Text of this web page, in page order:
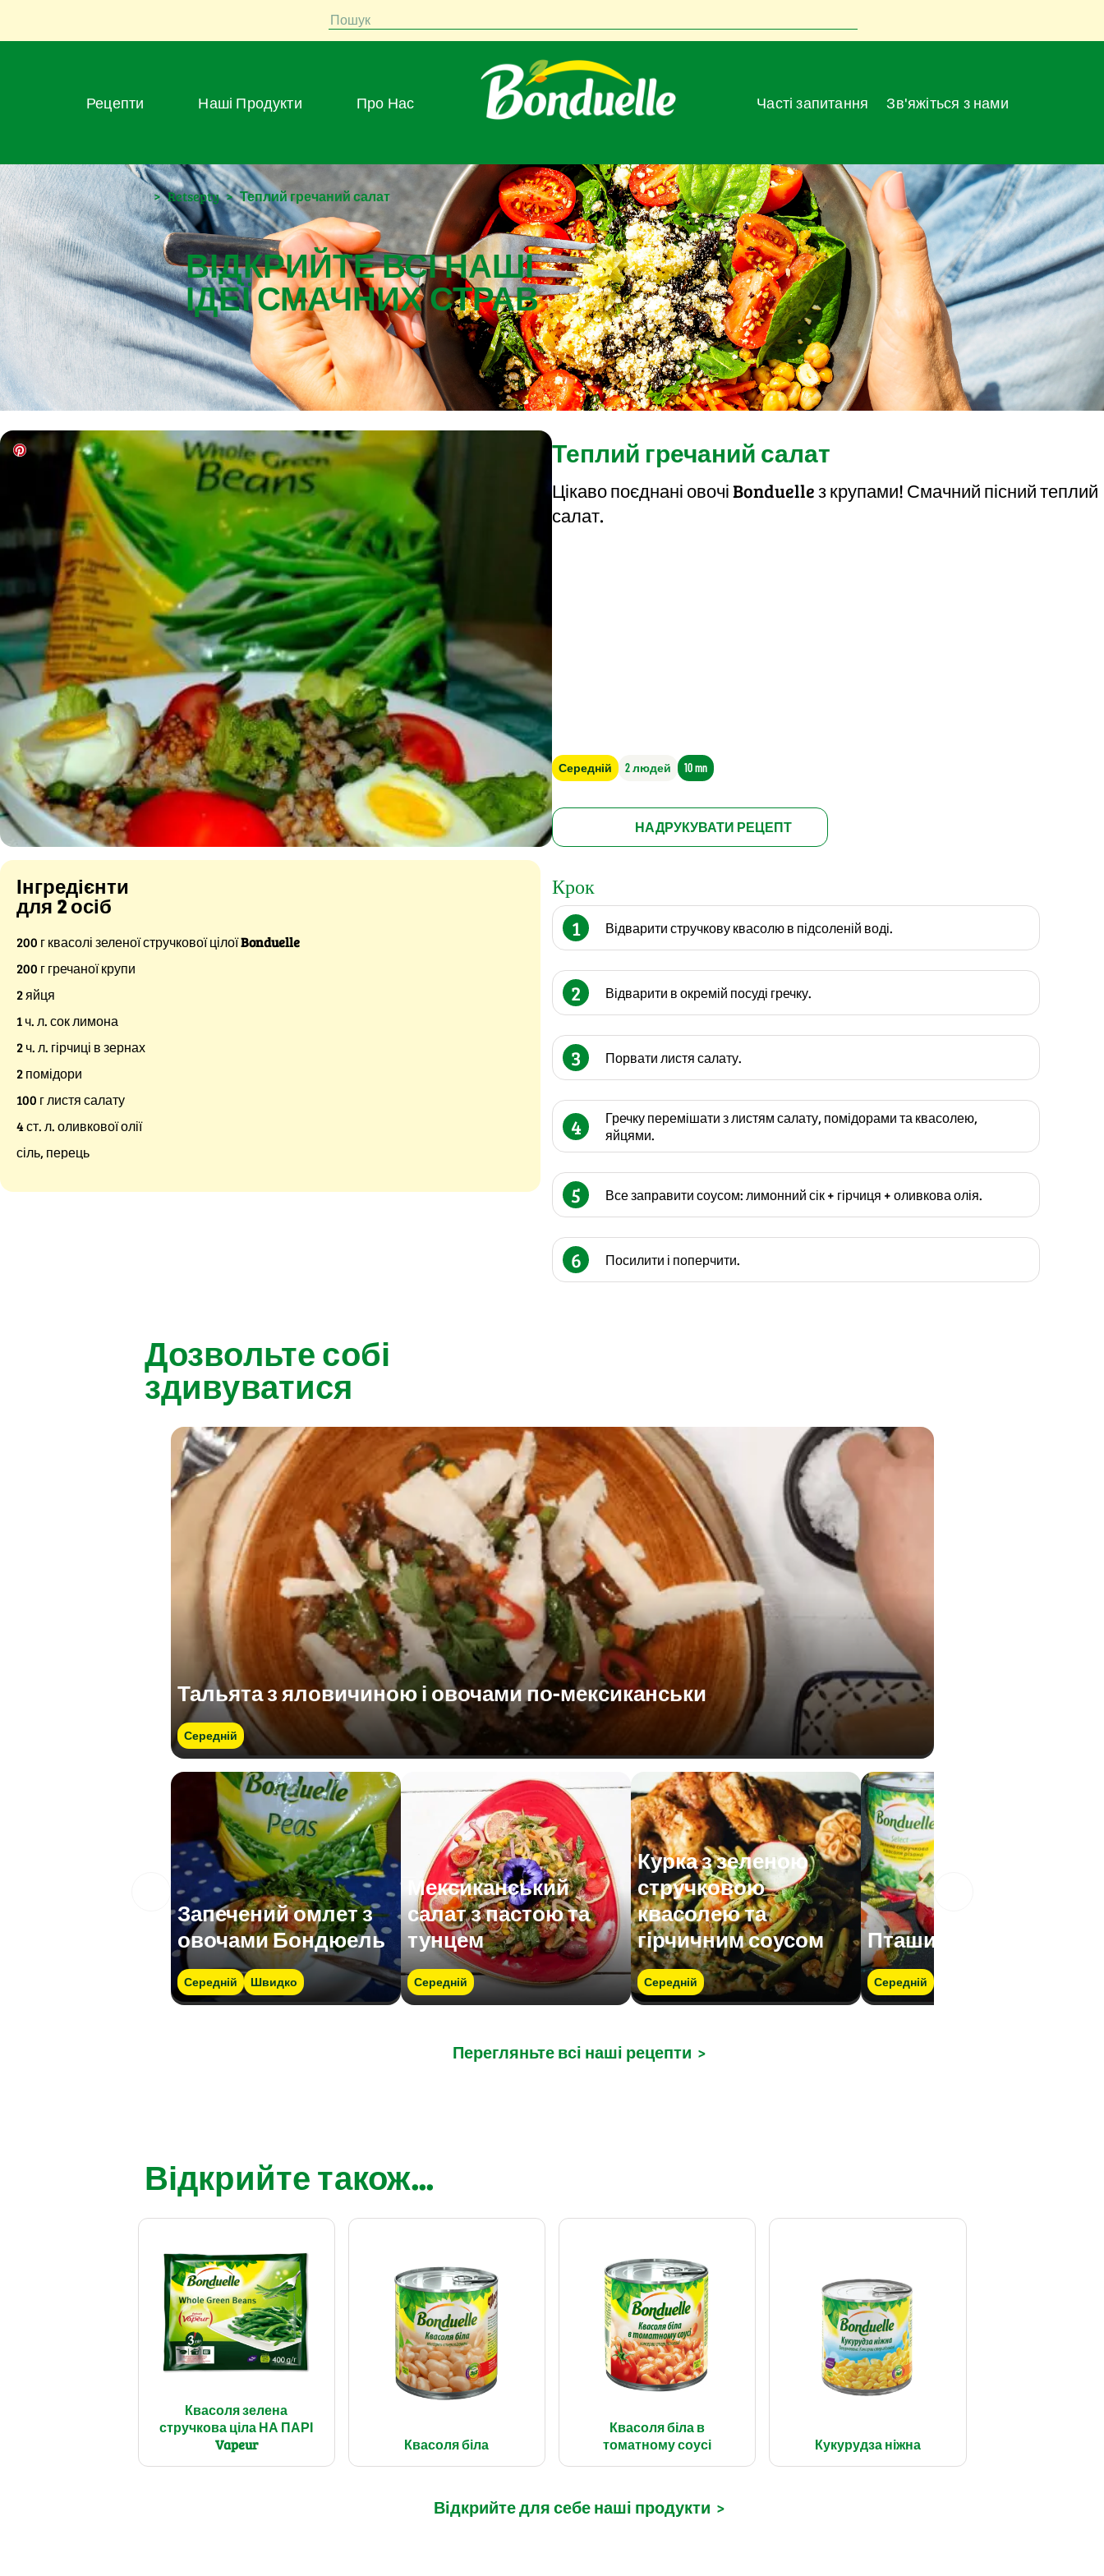
Пошук
Рецепти Наші Продукти Про Нас Часті запитання Зв'яжіться з нами
> Retsepty > Теплий гречаний салат
ВІДКРИЙТЕ ВСІ НАШІ
ІДЕЇ СМАЧНИХ СТРАВ
Теплий гречаний салат
Цікаво поєднані овочі Bonduelle з крупами! Смачний пісний теплий
салат.
Середній 2 людей 10 mn
НАДРУКУВАТИ РЕЦЕПТ
Інгредієнти
для 2 осіб
200 г квасолі зеленої стручкової цілоїBonduelle
200 г гречаної крупи
2 яйця
1 ч. л. сок лимона
2 ч. л. гірчиці в зернах
2 помідори
100 г листя салату
4 ст. л. оливкової олії
сіль, перець
Крок
1 Відварити стручкову квасолю в підсоленій воді.
2 Відварити в окремій посуді гречку.
3 Порвати листя салату.
4
Гречку перемішати з листям салату, помідорами та квасолею,
яйцями.
5 Все заправити соусом: лимонний сік + гірчиця + оливкова олія.
6 Посилити і поперчити.
Дозвольте собі
здивуватися
Тальята з яловичиною і овочами по-мексиканськи
Середній
Запечений омлет з
овочами Бондюель
Середній Швидко
Мексиканський
салат з пастою та
тунцем
Середній
Курка з зеленою
стручковою
квасолею та
гірчичним соусом
Середній
Пташине гніздо
Середній
Перегляньте всі наші рецепти >
Відкрийте також...
Квасоля зелена
стручкова ціла НА ПАРІ
Vapeur
Квасоля біла
Квасоля біла в
томатному соусі
Кукурудза ніжна
Відкрийте для себе наші продукти >